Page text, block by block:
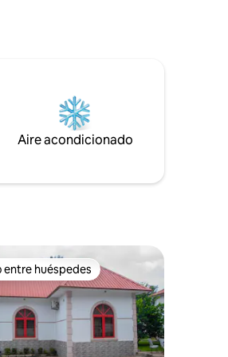
Aire acondicionado
huéspedes preferido
entre huéspedes